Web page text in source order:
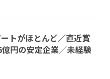
トがほとんど／直近賞
円の安定企業／未経験